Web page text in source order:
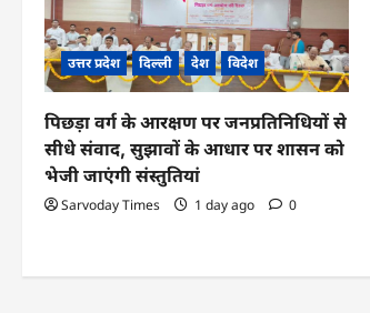
g
a
t
i
o
उत्तर प्रदेश दिल्ली देश विदेश
पिछड़ा वर्ग के आरक्षण पर जनप्रतिनिधियों से
सीधे संवाद, सुझावों के आधार पर शासन को
भेजी जाएंगी संस्तुतियां
Sarvoday Times 1 day ago 0